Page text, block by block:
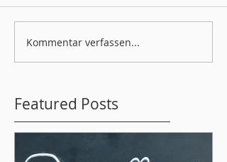
Kommentar verfassen...
Featured Posts